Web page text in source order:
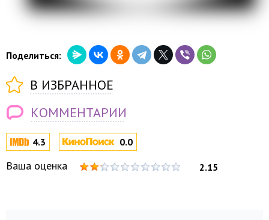
4.3 0.0
Ваша оценка 2.15
Поделиться:
В ИЗБРАННОЕ
КОММЕНТАРИИ